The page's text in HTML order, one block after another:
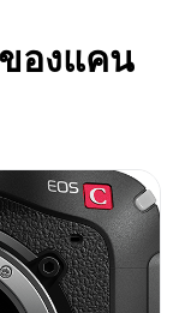
องแคน